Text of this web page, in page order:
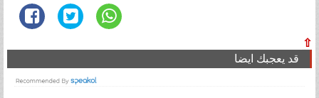
⇧
قد يعجبك ايضا